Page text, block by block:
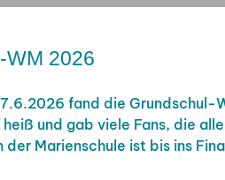
WM 2026
fand die Grundschul-
und gab viele Fans, die
Marienschule ist bis ins